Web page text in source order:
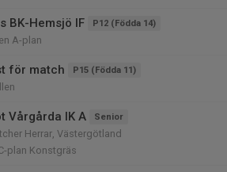
BK-Hemsjö IF P12 (Födda 14)
A-plan
för match P15 (Födda 11)
Vårgårda IK A Senior
Herrar, Västergötland
plan Konstgräs